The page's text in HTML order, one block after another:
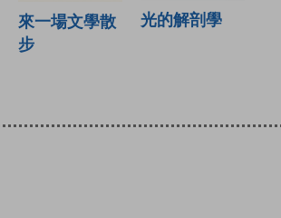
來一場文學散
步
光的解剖學